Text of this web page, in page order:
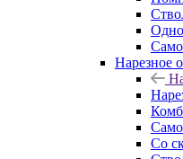
Нарезное
Со